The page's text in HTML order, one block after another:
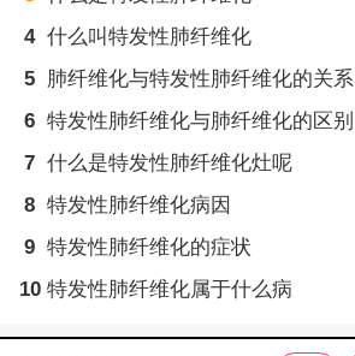
4 什么叫特发性肺纤维化
5 肺纤维化与特发性肺纤维化的关系
6 特发性肺纤维化与肺纤维化的区别
7 什么是特发性肺纤维化灶呢
8 特发性肺纤维化病因
9 特发性肺纤维化的症状
10 特发性肺纤维化属于什么病